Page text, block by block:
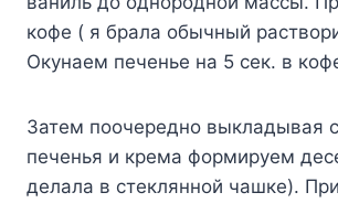
кофе ( я брала обычный
Окунаем печенье на 5 сек. в
Затем поочередно выкладывая
печенья и крема формируем
делала в стеклянной чашке).